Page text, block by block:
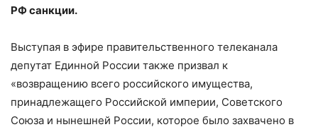
РФ санкции.
Выступая в эфире правительственного телеканала
депутат Единной России также призвал к
«возвращению всего российского имущества,
принадлежащего Российской империи, Советского
Союза и нынешней России, которое было захвачено в